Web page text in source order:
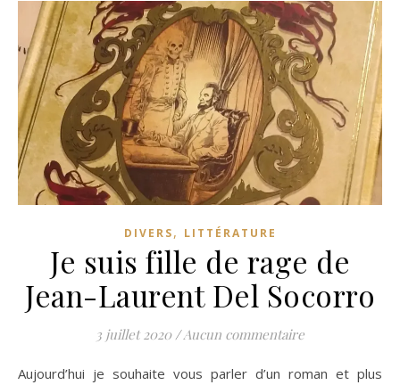
DIVERS, LITTÉRATURE
Je suis fille de rage de
Jean-Laurent Del Socorro
3 juillet 2020 /Aucun commentaire
Aujourd’hui je souhaite vous parler d’un roman et plus